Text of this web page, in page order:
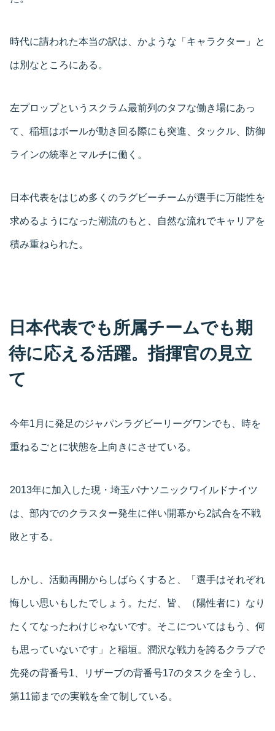
時代に請われた本当の訳は、かような「キャラクター」と
は別なところにある。
左プロップというスクラム最前列のタフな働き場にあっ
て、稲垣はボールが動き回る際にも突進、タックル、防御
ラインの統率とマルチに働く。
日本代表をはじめ多くのラグビーチームが選手に万能性を
求めるようになった潮流のもと、自然な流れでキャリアを
積み重ねられた。
日本代表でも所属チームでも期
待に応える活躍。指揮官の見立
て
今年1月に発足のジャパンラグビーリーグワンでも、時を
重ねるごとに状態を上向きにさせている。
2013年に加入した現・埼玉パナソニックワイルドナイツ
は、部内でのクラスター発生に伴い開幕から2試合を不戦
敗とする。
しかし、活動再開からしばらくすると、「選手はそれぞれ
悔しい思いもしたでしょう。ただ、皆、（陽性者に）なり
たくてなったわけじゃないです。そこについてはもう、何
も思っていないです」と稲垣。潤沢な戦力を誇るクラブで
先発の背番号1、リザーブの背番号17のタスクを全うし、
第11節までの実戦を全て制している。